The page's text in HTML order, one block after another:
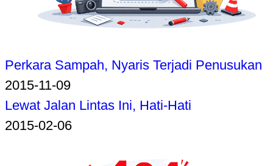
Perkara Sampah, Nyaris Terjadi Penusukan
2015-11-09
Lewat Jalan Lintas Ini, Hati-Hati
2015-02-06